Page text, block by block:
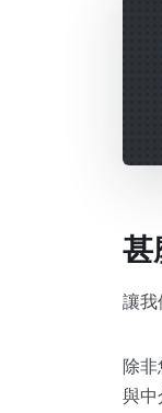
甚
讓我
除非
與中